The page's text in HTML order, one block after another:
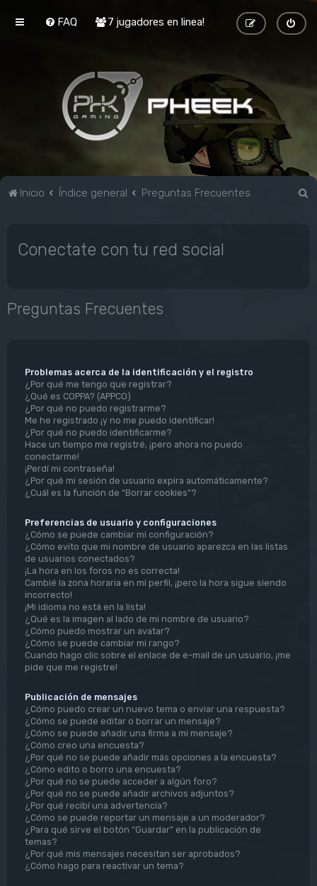
FAQ 7 jugadores en linea!
Inicio Índice general Preguntas Frecuentes
Conectate con tu red social
Preguntas Frecuentes
Problemas acerca de la identificación y el registro
¿Por qué me tengo que registrar?
¿Qué es COPPA? (APPCO)
¿Por qué no puedo registrarme?
Me he registrado ¡y no me puedo identificar!
¿Por qué no puedo identificarme?
Hace un tiempo me registré, ¡pero ahora no puedo
conectarme!
¡Perdí mi contraseña!
¿Por qué mi sesión de usuario expira automáticamente?
¿Cuál es la función de “Borrar cookies”?
Preferencias de usuario y configuraciones
¿Cómo se puede cambiar mi configuración?
¿Cómo evito que mi nombre de usuario aparezca en las listas
de usuarios conectados?
¡La hora en los foros no es correcta!
Cambié la zona horaria en mi perfil, ¡pero la hora sigue siendo
incorrecto!
¡Mi idioma no está en la lista!
¿Qué es la imagen al lado de mi nombre de usuario?
¿Cómo puedo mostrar un avatar?
¿Cómo se puede cambiar mi rango?
Cuando hago clic sobre el enlace de e-mail de un usuario, ¡me
pide que me registre!
Publicación de mensajes
¿Cómo puedo crear un nuevo tema o enviar una respuesta?
¿Cómo se puede editar o borrar un mensaje?
¿Cómo se puede añadir una firma a mi mensaje?
¿Cómo creo una encuesta?
¿Por qué no se puede añadir más opciones a la encuesta?
¿Cómo edito o borro una encuesta?
¿Por qué no se puede acceder a algún foro?
¿Por qué no se puede añadir archivos adjuntos?
¿Por qué recibí una advertencia?
¿Cómo se puede reportar un mensaje a un moderador?
¿Para qué sirve el botón “Guardar” en la publicación de
temas?
¿Por qué mis mensajes necesitan ser aprobados?
¿Cómo hago para reactivar un tema?